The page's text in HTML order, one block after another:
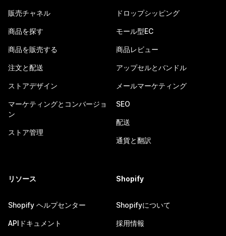
販売チャネル
商品を探す
商品を販売する
注文と配送
ストアデザイン
マーケティングとコンバージョ
ン
ストア管理
ドロップシッピング
モール型EC
商品レビュー
アップセルとバンドル
メールマーケティング
SEO
配送
通貨と翻訳
リソース
Shopify ヘルプセンター
APIドキュメント
Shopify
Shopifyについて
採用情報